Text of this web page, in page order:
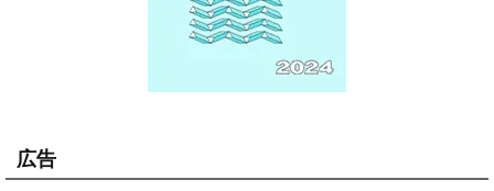
広告